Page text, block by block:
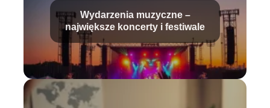
Wydarzenia muzyczne –
największe koncerty i festiwale